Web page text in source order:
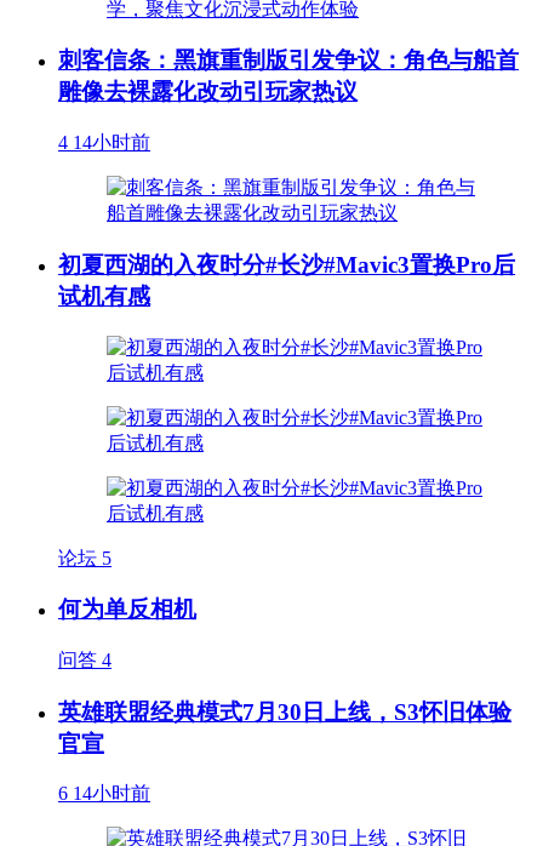
刺客信条：黑旗重制版引发争议：角色与船首
雕像去裸露化改动引玩家热议
4 14小时前
初夏西湖的入夜时分#长沙#Mavic3置换Pro后
试机有感
论坛 5
何为单反相机
问答 4
英雄联盟经典模式7月30日上线，S3怀旧体验
官宣
6 14小时前